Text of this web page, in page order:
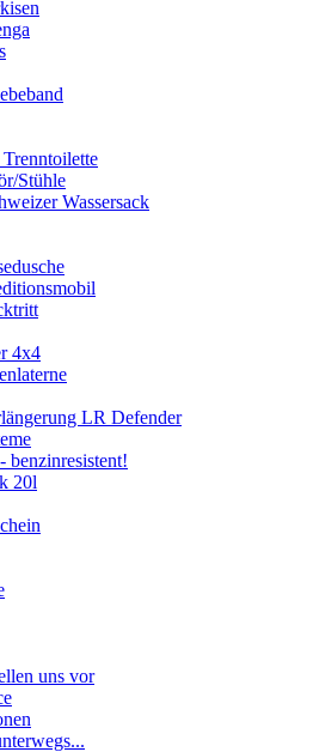
Stühle
Wassersack
4x4
LR Defender
benzinresistent!
20l
uns vor